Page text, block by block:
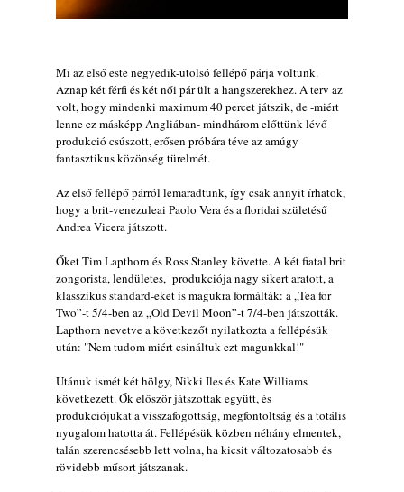
2026. július 31.
Vörösné Strausz Eszter + Vörös Bence
2026. július 30.
The Next Generation — 11. rész: Horváth
Szabolcs
2026. július 25.
Eged Márton: Old Songs
2026. július 25.
2026. július 16.
A free jazz kiemelkedő alakjai - 79. rész:
Marion Brown
2026. július 13.
Mi az első este negyedik-utolsó fellépő párja voltunk.
Aznap két férfi és két női pár ült a hangszerekhez. A terv az
volt, hogy mindenki maximum 40 percet játszik, de -miért
lenne ez másképp Angliában- mindhárom előttünk lévő
produkció csúszott, erősen próbára téve az amúgy
fantasztikus közönség türelmét.
Az első fellépő párról lemaradtunk, így csak annyit írhatok,
hogy a brit-venezuleai Paolo Vera és a floridai születésű
Andrea Vicera játszott.
Őket Tim Lapthorn és Ross Stanley követte. A két fiatal brit
zongorista, lendületes, produkciója nagy sikert aratott, a
klasszikus standard-eket is magukra formálták: a „Tea for
Two”-t 5/4-ben az „Old Devil Moon”-t 7/4-ben játszották.
Lapthorn nevetve a következőt nyilatkozta a fellépésük
után: "Nem tudom miért csináltuk ezt magunkkal!"
Utánuk ismét két hölgy, Nikki Iles és Kate Williams
következett. Ők először játszottak együtt, és
produkciójukat a visszafogottság, megfontoltság és a totális
nyugalom hatotta át. Fellépésük közben néhány elmentek,
talán szerencsésebb lett volna, ha kicsit változatosabb és
rövidebb műsort játszanak.